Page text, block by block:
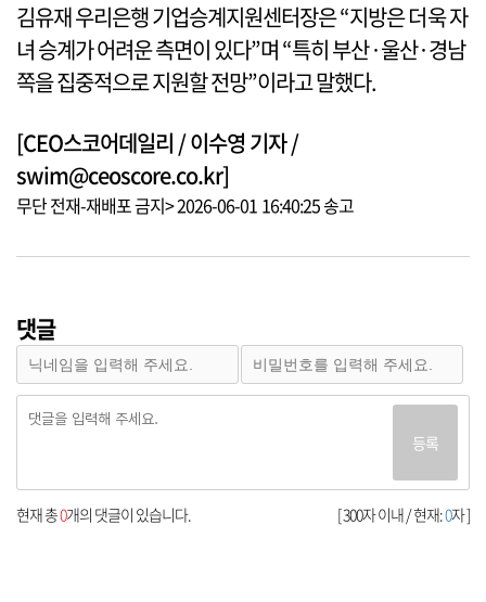
김유재 우리은행 기업승계지원센터장은 “지방은 더욱 자
녀 승계가 어려운 측면이 있다”며 “특히 부산·울산·경남
쪽을 집중적으로 지원할 전망”이라고 말했다.
[CEO스코어데일리 / 이수영 기자 /
swim@ceoscore.co.kr]
무단 전재-재배포 금지> 2026-06-01 16:40:25 송고
댓글
등록
[ 300자 이내 / 현재:0자 ]
현재 총0개의 댓글이 있습니다.